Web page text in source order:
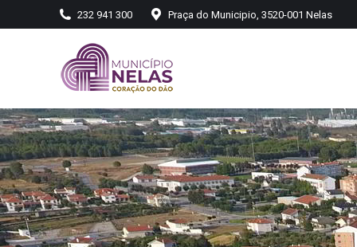
232 941 300 Praça do Municipio, 3520-001 Nelas